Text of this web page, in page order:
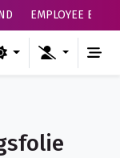
EMPLOYEE